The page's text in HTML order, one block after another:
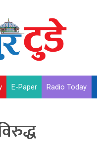
E-Paper Radio Today